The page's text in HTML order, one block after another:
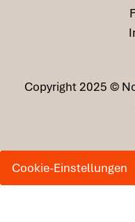
Copyright 2025 ©
Cookie-Einstellungen